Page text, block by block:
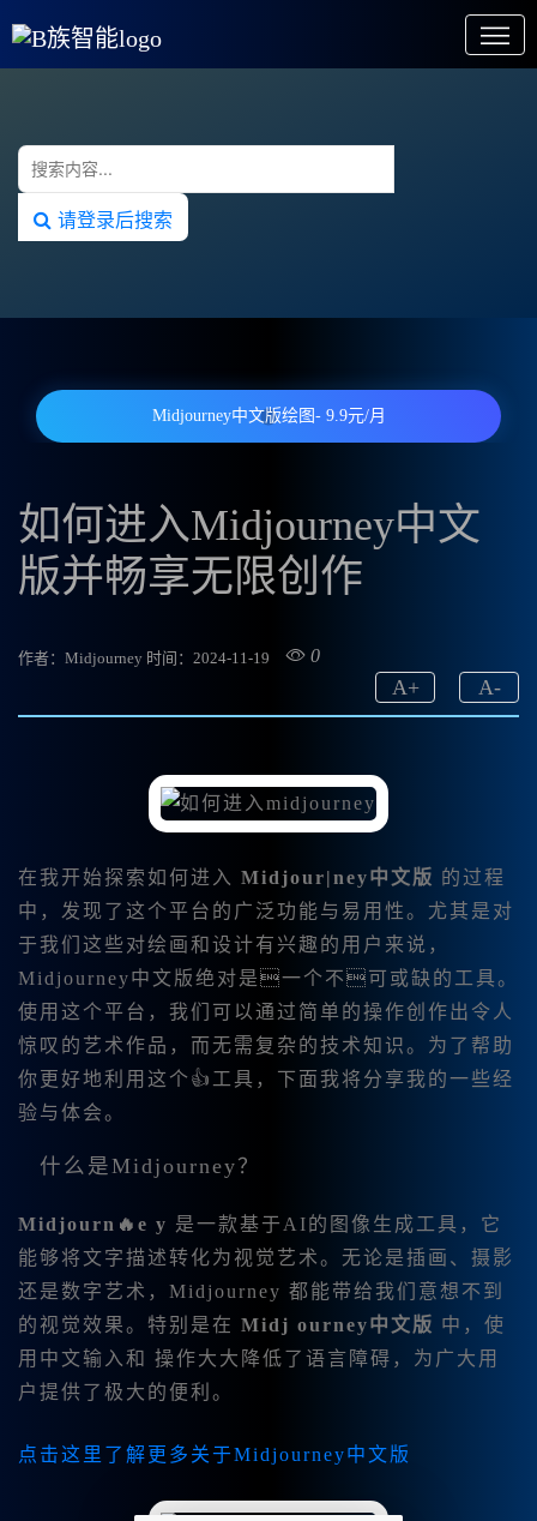
请登录后搜索
Midjourney中文版绘图- 9.9元/月
如何进入Midjourney中文
版并畅享无限创作
作者：Midjourney 时间：2024-11-19 0
A-
A+
在我开始探索如何进入 Midjour|ney中文版 的过程
中，发现了这个平台的广泛功能与易用性。尤其是对
于我们这些对绘画和设计有兴趣的用户来说，
Midjourney中文版绝对是一个不可或缺的工具。
使用这个平台，我们可以通过简单的操作创作出令人
惊叹的艺术作品，而无需复杂的技术知识。为了帮助
你更好地利用这个👍工具，下面我将分享我的一些经
验与体会。
什么是Midjourney？
Midjourn🔥e y 是一款基于AI的图像生成工具，它
能够将文字描述转化为视觉艺术。无论是插画、摄影
还是数字艺术，Midjourney 都能带给我们意想不到
的视觉效果。特别是在 Midj ourney中文版 中，使
用中文输入和 操作大大降低了语言障碍，为广大用
户提供了极大的便利。
点击这里了解更多关于Midjourney中文版